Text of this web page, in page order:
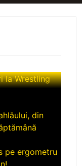
la Wrestling